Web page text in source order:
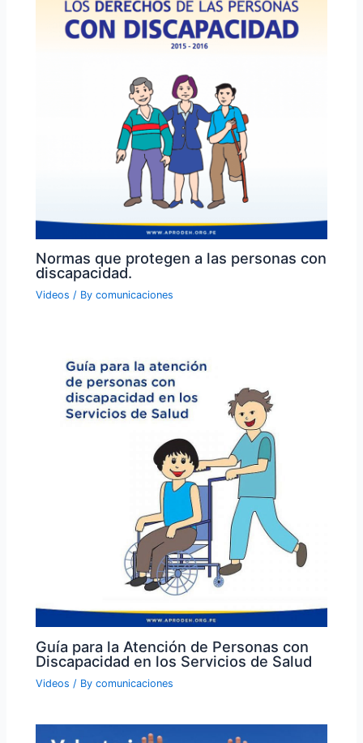
Normas que protegen a las personas con
discapacidad.
Videos / Bycomunicaciones
Guía para la Atención de Personas con
Discapacidad en los Servicios de Salud
Videos / Bycomunicaciones